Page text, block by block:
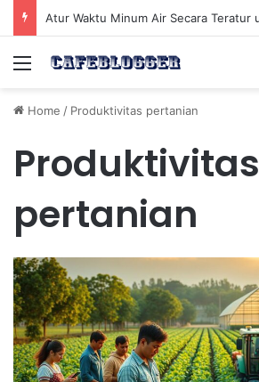
Menu
Home / Produktivitas pertanian
Produktivitas
pertanian